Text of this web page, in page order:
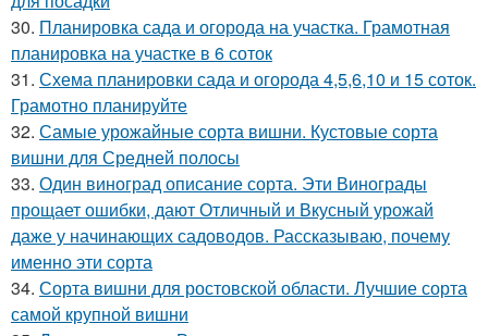
30. Планировка сада и огорода на участка. Грамотная
планировка на участке в 6 соток
31. Схема планировки сада и огорода 4,5,6,10 и 15 соток.
Грамотно планируйте
32. Самые урожайные сорта вишни. Кустовые сорта
вишни для Средней полосы
33. Один виноград описание сорта. Эти Винограды
прощает ошибки, дают Отличный и Вкусный урожай
даже у начинающих садоводов. Рассказываю, почему
именно эти сорта
34. Сорта вишни для ростовской области. Лучшие сорта
самой крупной вишни